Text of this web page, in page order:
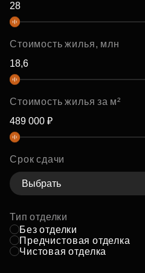
Стоимость жилья, млн
Стоимость жилья за м²
Срок сдачи
Выбрать
Тип отделки
Без отделки
Предчистовая отделка
Чистовая отделка